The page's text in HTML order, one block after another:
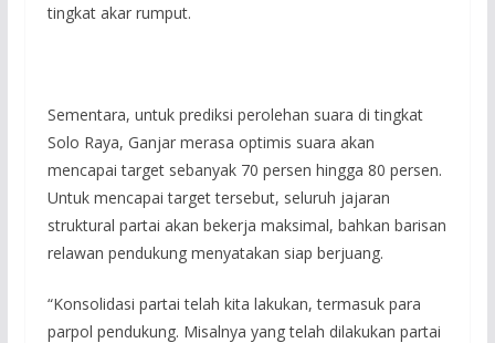
tingkat akar rumput.
Sementara, untuk prediksi perolehan suara di tingkat
Solo Raya, Ganjar merasa optimis suara akan
mencapai target sebanyak 70 persen hingga 80 persen.
Untuk mencapai target tersebut, seluruh jajaran
struktural partai akan bekerja maksimal, bahkan barisan
relawan pendukung menyatakan siap berjuang.
“Konsolidasi partai telah kita lakukan, termasuk para
parpol pendukung. Misalnya yang telah dilakukan partai